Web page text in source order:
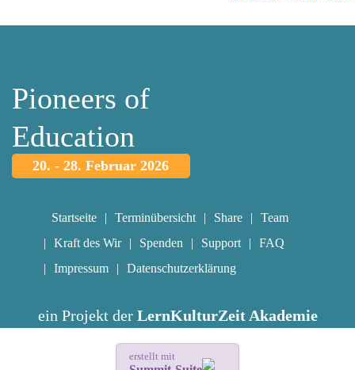
Pioneers of
Education
20. - 28. Februar 2026
Startseite Terminübersicht Share
Team
Kraft des Wir
Spenden Support
FAQ
Impressum
Datenschutzerklärung
ein Projekt der LernKulturZeit Akademie
erstellt mit